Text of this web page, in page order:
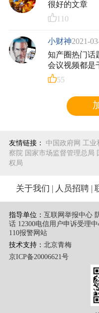
很好的文章
110
小财神2021-
知产圈热门话
会议视频都是
55
友情链接： 中国政府网 工业
察院 国家市场监督管理总局
权局
关于我们 人员招聘
指导单位： 互联网举报中心
话 12300电信用户申诉受理
110报警网站
技术支持： 北京青梅
京ICP备20006621号